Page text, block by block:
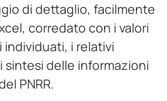
di dettaglio, facilmente
corredato con i valori
i relativi
sintesi delle informazioni
PNRR.